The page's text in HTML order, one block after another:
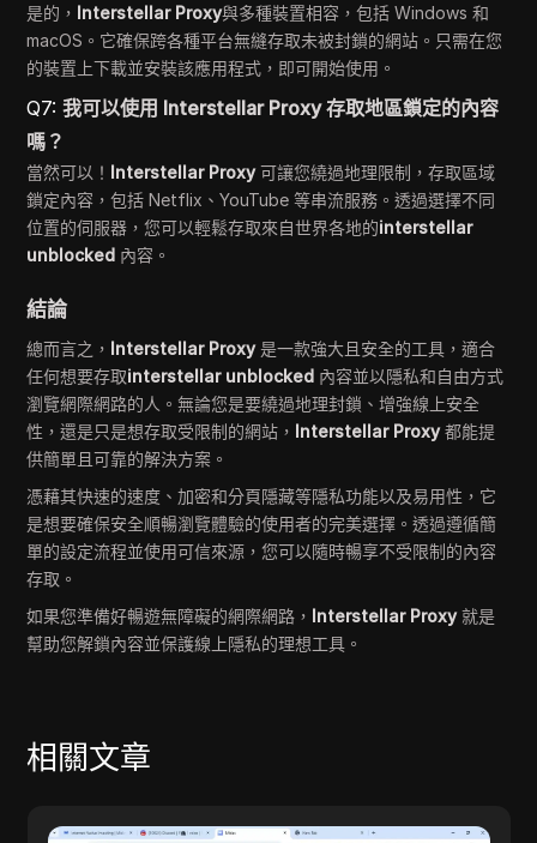
是的， Interstellar Proxy與多種裝置相容，包括 Windows 和
macOS。它確保跨各種平台無縫存取未被封鎖的網站。只需在您
的裝置上下載並安裝該應用程式，即可開始使用。
Q7:我可以使用 Interstellar Proxy 存取地區鎖定的內容
嗎？
當然可以！ Interstellar Proxy可讓您繞過地理限制，存取區域
鎖定內容，包括 Netflix、YouTube 等串流服務。透過選擇不同
位置的伺服器，您可以輕鬆存取來自世界各地的interstellar
unblocked 內容。
結論
總而言之， Interstellar Proxy是一款強大且安全的工具，適合
任何想要存取interstellar unblocked 內容並以隱私和自由方式
瀏覽網際網路的人。無論您是要繞過地理封鎖、增強線上安全
性，還是只是想存取受限制的網站， Interstellar Proxy都能提
供簡單且可靠的解決方案。
憑藉其快速的速度、加密和分頁隱藏等隱私功能以及易用性，它
是想要確保安全順暢瀏覽體驗的使用者的完美選擇。透過遵循簡
單的設定流程並使用可信來源，您可以隨時暢享不受限制的內容
存取。
如果您準備好暢遊無障礙的網際網路， Interstellar Proxy就是
幫助您解鎖內容並保護線上隱私的理想工具。
相關文章